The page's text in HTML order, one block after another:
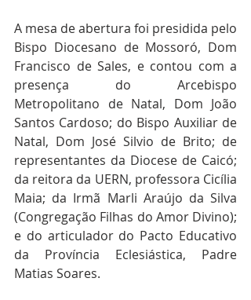
A mesa de abertura foi presidida pelo
Bispo Diocesano de Mossoró, Dom
Francisco de Sales, e contou com a
presença do Arcebispo
Metropolitano de Natal, Dom João
Santos Cardoso; do Bispo Auxiliar de
Natal, Dom José Silvio de Brito; de
representantes da Diocese de Caicó;
da reitora da UERN, professora Cicília
Maia; da Irmã Marli Araújo da Silva
(Congregação Filhas do Amor Divino);
e do articulador do Pacto Educativo
da Província Eclesiástica, Padre
Matias Soares.